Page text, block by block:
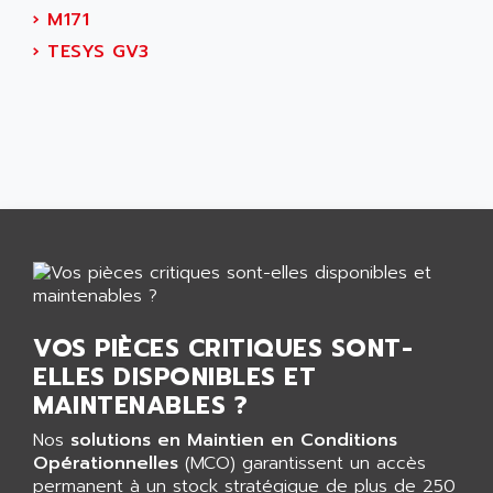
ALTIVAR 16
ALTIVAR 66
APRIL 3000
VT3000
VT
VSPA1
FERROMATIK PMC 1000
VT100
LCA
CNC ALPHA
AEES
AEG
AERMEC
AEROBAR
AEROTECH
AES
AESYS
AEV
AFAG
› M171
› TESYS GV3
VOS PIÈCES CRITIQUES SONT-
ELLES DISPONIBLES ET
MAINTENABLES ?
Nos solutions en Maintien en Conditions
Opérationnelles (MCO) garantissent un accès
permanent à un stock stratégique de plus de 250